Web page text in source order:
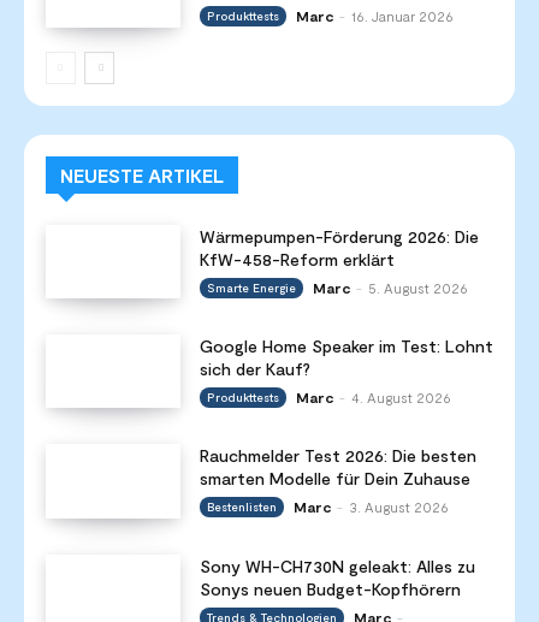
Produkttests Marc - 16. Januar 2026
NEUESTE ARTIKEL
Wärmepumpen-Förderung 2026: Die
KfW-458-Reform erklärt
Smarte Energie Marc - 5. August 2026
Google Home Speaker im Test: Lohnt
sich der Kauf?
Produkttests Marc - 4. August 2026
Rauchmelder Test 2026: Die besten
smarten Modelle für Dein Zuhause
Bestenlisten Marc - 3. August 2026
Sony WH-CH730N geleakt: Alles zu
Sonys neuen Budget-Kopfhörern
Trends & Technologien Marc -